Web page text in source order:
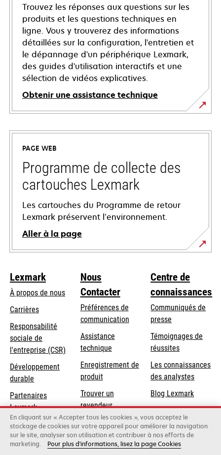
Trouvez les réponses aux questions sur les
produits et les questions techniques en
ligne. Vous y trouverez des informations
détaillées sur la configuration, l'entretien et
le dépannage d'un périphérique Lexmark,
des guides d'utilisation interactifs et une
sélection de vidéos explicatives.
Obtenir une assistance technique
s’ouvre
dans
nouvel
onglet
PAGE WEB
Programme de collecte des
cartouches Lexmark
Les cartouches du Programme de retour
Lexmark préservent l’environnement.
Aller à la page
Lexmark
À propos de nous
Carrières
s’ouvre
dans
un
nouvel
onglet
Responsabilité
sociale de
l'entreprise (CSR) s’ouvre
onglet
Développement
durable
Partenaires
Lexmark
Nous
Contacter
Préférences de
communication
s’ouvre
dans
un
nouvel
onglet
Assistance
techniques’ouvre
un
onglet
Enregistrement de
produit
Trouver un
revendeur
Centre de
connaissances
Communiqués de
presse
Témoignages de
réussites
Les connaissances
des analystes
Blog Lexmark
Lexmark International, Inc., une entreprise Xerox
©2026 Tous droits réservés.
En cliquant sur « Accepter tous les cookies », vous acceptez le
stockage de cookies sur votre appareil pour améliorer la navigation
sur le site, analyser son utilisation et contribuer à nos efforts de
marketing.
Pour plus d'informations, lisez la page Cookies